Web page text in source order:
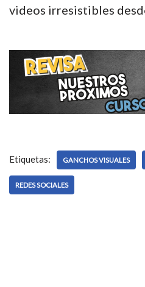
videos irresistibles
Etiquetas: GANCHOS VISUALES
REDES SOCIALES